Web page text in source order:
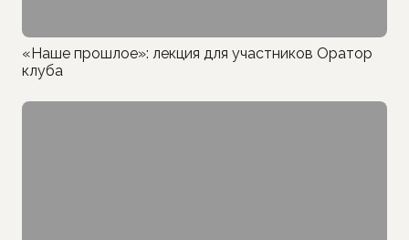
«Наше прошлое»: лекция для участников Оратор
клуба